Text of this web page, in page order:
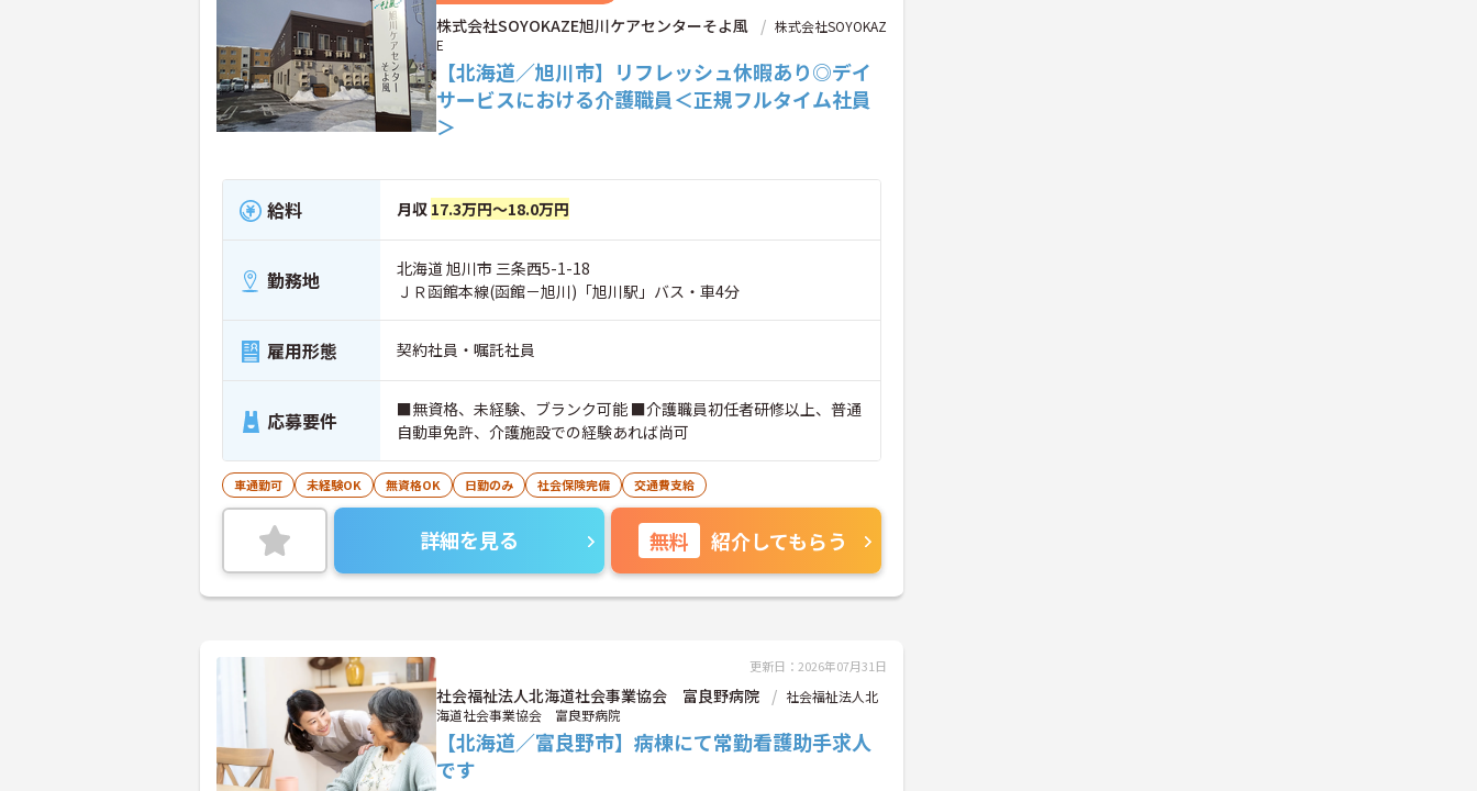
株式会社SOYOKAZE旭川ケアセンターそよ風
株式会社SOYOKAZ
E
【北海道／旭川市】リフレッシュ休暇あり◎デイ
サービスにおける介護職員＜正規フルタイム社員
＞
給料 月収 17.3万円～18.0万円
勤務地
北海道 旭川市 三条西5-1-18
ＪＲ函館本線(函館－旭川)「旭川駅」バス・車4分
雇用形態 契約社員・嘱託社員
応募要件
■無資格、未経験、ブランク可能 ■介護職員初任者研修以上、普通
自動車免許、介護施設での経験あれば尚可
車通勤可 未経験OK 無資格OK 日勤のみ 社会保険完備 交通費支給
詳細を見る 無料 紹介してもらう
更新日：2026年07月31日
社会福祉法人北海道社会事業協会 富良野病院
社会福祉法人北
海道社会事業協会 富良野病院
【北海道／富良野市】病棟にて常勤看護助手求人
です